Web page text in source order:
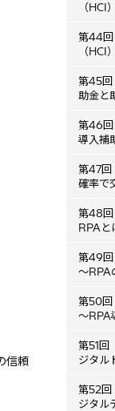
信頼
（HCI
第44回
（HCI
第45回
助金と
第46
導入補
第47回
確率で
第48回
RPAと
第49
～RPA
第50
～RPA
第51回
ジタル
第52回
ジタル